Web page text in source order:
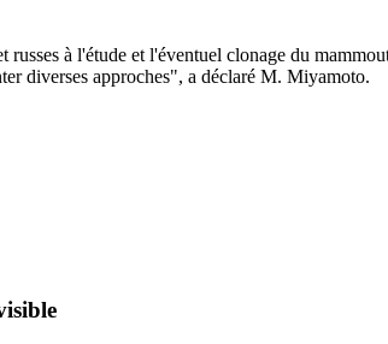
à l'étude et l'éventuel clonage du
diverses approches", a déclaré M. Miyamoto.